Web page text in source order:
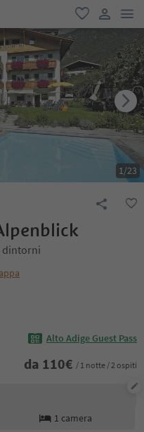
favoriti
user link
1/23
dintorni
Alto Adige Guest Pass
da 110€ / 1 notte / 2 ospiti
1 camera